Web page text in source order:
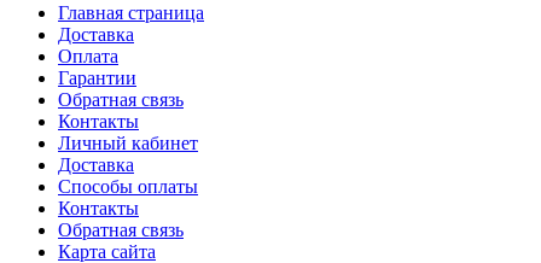
Главная страница
Доставка
Оплата
Гарантии
Обратная связь
Контакты
Личный кабинет
Доставка
Способы оплаты
Контакты
Обратная связь
Карта сайта